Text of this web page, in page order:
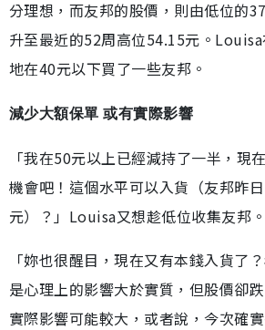
分理想，而友邦的股價，則由低位的
升至最近的52周高位54.15元。
地在40元以下買了一些友邦。
減少大額保單 或有實際影響
「我在50元以上已經減持了一半，現
機會吧！這個水平可以入貨（友邦昨
元）？」Louisa又想趁低位收集友邦。
「妳也很醒目，現在又有本錢入貨了
是心理上的影響大於實質，但股價卻
實際影響可能較大，或者說，今次確